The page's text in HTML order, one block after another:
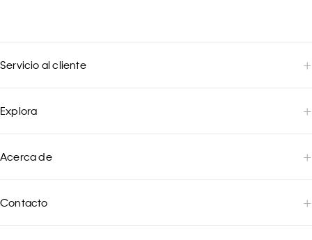
Servicio al cliente
Explora
Acerca de
Contacto